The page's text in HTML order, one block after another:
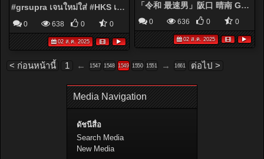
#grsupra เจนใหม่ใส่ #HKS เต็มลำ กลิ่นอายย้อนยุคมาเต็มขนาดนี้ทำให้คิดถึงวันเวลาเก่าๆ เหลือเกิน
0 638 0 0
02 ส.ค. 2025
「令和 最速男」阪口 晴南 GT500 ポールポジション
0 636 0 0
02 ส.ค. 2025
< ก่อนหน้านี้ 1 ← 1547 1548 1549 1550 1551 → 1661 ต่อไป >
Media Navigation
ดัชนีสื่อ
Search Media
New Media